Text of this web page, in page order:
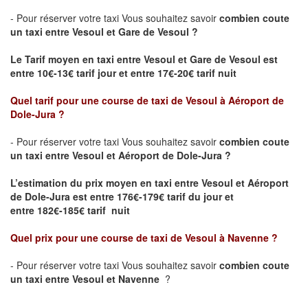
- Pour réserver votre taxi Vous souhaitez savoir combien coute
un taxi entre Vesoul et Gare de Vesoul ?
Le Tarif moyen en taxi entre Vesoul et Gare de Vesoul est
entre 10€-13€ tarif jour et entre 17€-20€ tarif nuit
Quel tarif pour une course de taxi de Vesoul à Aéroport de
Dole-Jura ?
- Pour réserver votre taxi Vous souhaitez savoir combien coute
un taxi entre Vesoul et Aéroport de Dole-Jura ?
L’estimation du prix moyen en taxi entre Vesoul et Aéroport
de Dole-Jura est entre 176€-179€ tarif du jour et
entre 182€-185€ tarif nuit
Quel prix pour une course de taxi de Vesoul à Navenne ?
- Pour réserver votre taxi Vous souhaitez savoir combien coute
un taxi entre Vesoul et Navenne ?